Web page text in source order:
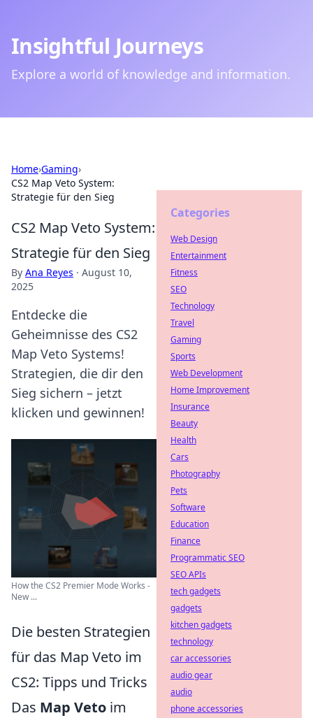
Insightful Journeys
Explore a world of knowledge and information.
Home›Gaming›
CS2 Map Veto System:
Strategie für den Sieg
CS2 Map Veto System:
Strategie für den Sieg
By Ana Reyes · August 10,
2025
Entdecke die
Geheimnisse des CS2
Map Veto Systems!
Strategien, die dir den
Sieg sichern – jetzt
klicken und gewinnen!
How the CS2 Premier Mode Works -
New ...
Die besten Strategien
für das Map Veto im
CS2: Tipps und Tricks
Das Map Veto im
Categories
Web Design
Entertainment
Fitness
SEO
Technology
Travel
Gaming
Sports
Web Development
Home Improvement
Insurance
Beauty
Health
Cars
Photography
Pets
Software
Education
Finance
Programmatic SEO
SEO APIs
tech gadgets
gadgets
kitchen gadgets
technology
car accessories
audio gear
audio
phone accessories